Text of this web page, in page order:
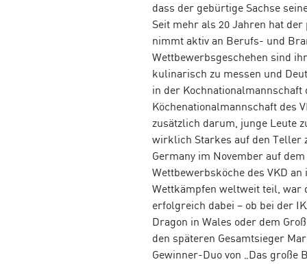
dass der gebürtige Sachse
Seit mehr als 20 Jahren hat
nimmt aktiv an Berufs- und
Wettbewerbsgeschehen sind
kulinarisch zu messen und
in der Kochnationalmannschaft
Köchenationalmannschaft des
zusätzlich darum, junge Leute
wirklich Starkes auf den Teller
Germany im November auf
Wettbewerbsköche des VKD
Wettkämpfen weltweit teil, war
erfolgreich dabei – ob bei der
Dragon in Wales oder dem
den späteren Gesamtsieger
Gewinner-Duo von „Das große